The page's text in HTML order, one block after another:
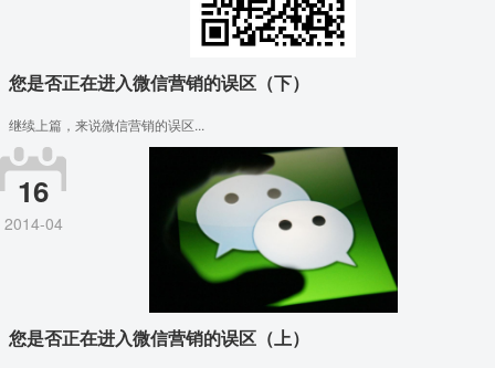
您是否正在进入微信营销的误区（下）
继续上篇，来说微信营销的误区...
16
2014-04
您是否正在进入微信营销的误区（上）